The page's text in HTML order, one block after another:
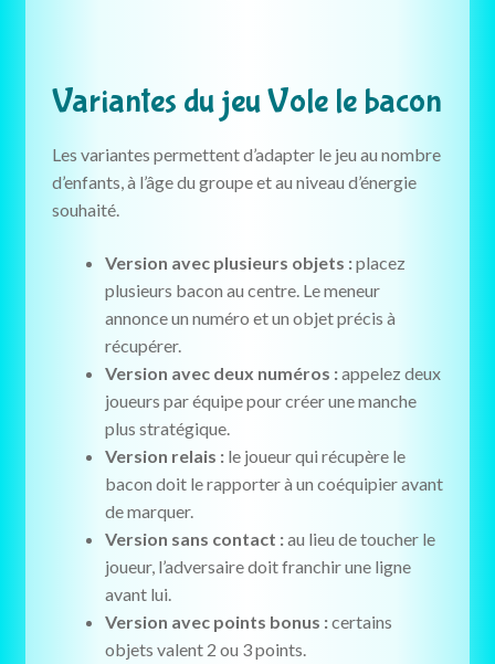
Variantes du jeu Vole le bacon
Les variantes permettent d’adapter le jeu au nombre
d’enfants, à l’âge du groupe et au niveau d’énergie
souhaité.
Version avec plusieurs objets :placez
plusieurs bacon au centre. Le meneur
annonce un numéro et un objet précis à
récupérer.
Version avec deux numéros :appelez deux
joueurs par équipe pour créer une manche
plus stratégique.
Version relais :le joueur qui récupère le
bacon doit le rapporter à un coéquipier avant
de marquer.
Version sans contact :au lieu de toucher le
joueur, l’adversaire doit franchir une ligne
avant lui.
Version avec points bonus :certains
objets valent 2 ou 3 points.